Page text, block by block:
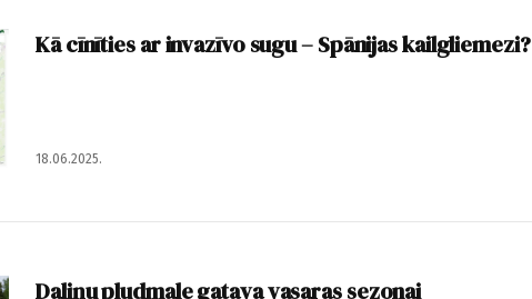
Kā cīnīties ar invazīvo sugu – Spānijas kailgliemezi?
18.06.2025.
Daliņu pludmale gatava vasaras sezonai